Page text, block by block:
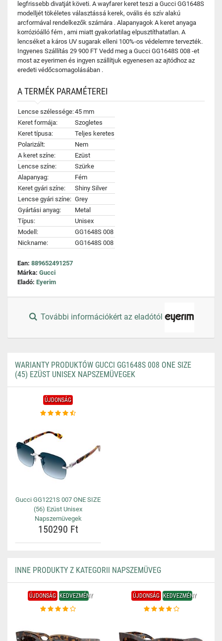
legfrissebb divatját követi. A wayfarer keret teszi a Gucci GG1648S
modelljét tökéletes választássá kerek, ovális és szív alakú
arcformával rendelkezők számára . Alapanyagok A keret anyaga
korrózióálló fém , ami miatt gyakorlatilag elpusztíthatatlan. A
lencséket a káros UV sugarak elleni 100%-os védelemre tervezték.
Ingyenes Szállítás 29 900 FT Vedd meg a Gucci GG1648S 008 -et
most az eyerimen és ingyen szállítjuk egyenesen az ajtódhoz az
eredeti védőcsomagolásában .
A TERMÉK PARAMÉTEREI
Lencse szélessége:45 mm
Keret formája:
Szogletes
Keret típusa:
Teljes keretes
Polarizált:
Nem
A keret színe:
Ezüst
Lencse színe:
Szürke
Alapanyag:
Fém
Keret gyári színe:
Shiny Silver
Lencse gyári színe: Grey
Gyártási anyag:
Metal
Típus:
Unisex
Modell:
GG1648S 008
Nickname:
GG1648S 008
Ean: 889652491257
Márka: Gucci
Eladó: Eyerim
További információkért az eladótól
WARIANTY PRODUKTÓW GUCCI GG1648S 008 ONE SIZE
(45) EZÜST UNISEX NAPSZEMÜVEGEK
ÚJDONSÁG
Gucci GG1221S 007 ONE SIZE
(56) Ezüst Unisex
Napszemüvegek
150290 Ft
INNE PRODUKTY Z KATEGORII NAPSZEMÜVEG
ÚJDONSÁG KEDVEZMÉNY ÚJDONSÁG KEDVEZMÉNY